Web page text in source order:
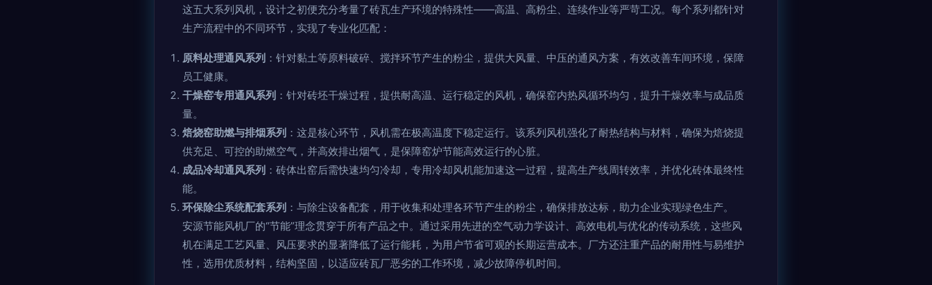
这五大系列风机，设计之初便充分考量了砖瓦生产环境的特殊性——高温、高粉尘、连续作业等严苛工况。每个系列都针对
生产流程中的不同环节，实现了专业化匹配：
原料处理通风系列 ：针对黏土等原料破碎、搅拌环节产生的粉尘，提供大风量、中压的通风方案，有效改善车间环境，保障
员工健康。
干燥窑专用通风系列 ：针对砖坯干燥过程，提供耐高温、运行稳定的风机，确保窑内热风循环均匀，提升干燥效率与成品质
量。
焙烧窑助燃与排烟系列 ：这是核心环节，风机需在极高温度下稳定运行。该系列风机强化了耐热结构与材料，确保为焙烧提
供充足、可控的助燃空气，并高效排出烟气，是保障窑炉节能高效运行的心脏。
成品冷却通风系列 ：砖体出窑后需快速均匀冷却，专用冷却风机能加速这一过程，提高生产线周转效率，并优化砖体最终性
能。
环保除尘系统配套系列 ：与除尘设备配套，用于收集和处理各环节产生的粉尘，确保排放达标，助力企业实现绿色生产。
安源节能风机厂的“节能”理念贯穿于所有产品之中。通过采用先进的空气动力学设计、高效电机与优化的传动系统，这些风
机在满足工艺风量、风压要求的显著降低了运行能耗，为用户节省可观的长期运营成本。厂方还注重产品的耐用性与易维护
性，选用优质材料，结构坚固，以适应砖瓦厂恶劣的工作环境，减少故障停机时间。